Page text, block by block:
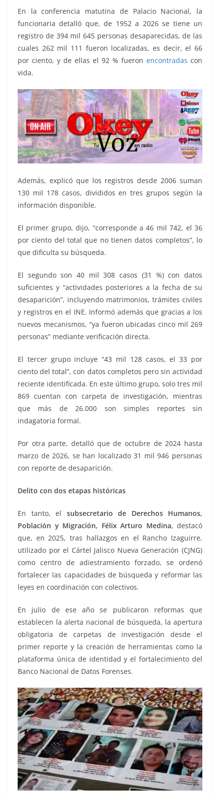
En la conferencia matutina de Palacio Nacional, la
funcionaria detalló que, de 1952 a 2026 se tiene un
registro de 394 mil 645 personas desaparecidas, de las
cuales 262 mil 111 fueron localizadas, es decir, el 66
por ciento, y de ellas el 92 % fueron encontradas con
vida.
Además, explicó que los registros desde 2006 suman
130 mil 178 casos, divididos en tres grupos según la
información disponible.
El primer grupo, dijo, “corresponde a 46 mil 742, el 36
por ciento del total que no tienen datos completos”, lo
que dificulta su búsqueda.
El segundo son 40 mil 308 casos (31 %) con datos
suficientes y “actividades posteriores a la fecha de su
desaparición”, incluyendo matrimonios, trámites civiles
y registros en el INE. Informó además que gracias a los
nuevos mecanismos, “ya fueron ubicadas cinco mil 269
personas” mediante verificación directa.
El tercer grupo incluye “43 mil 128 casos, el 33 por
ciento del total”, con datos completos pero sin actividad
reciente identificada. En este último grupo, solo tres mil
869 cuentan con carpeta de investigación, mientras
que más de 26.000 son simples reportes sin
indagatoria formal.
Por otra parte, detalló que de octubre de 2024 hasta
marzo de 2026, se han localizado 31 mil 946 personas
con reporte de desaparición.
Delito con dos etapas históricas
En tanto, el subsecretario de Derechos Humanos,
Población y Migración, Félix Arturo Medina, destacó
que, en 2025, tras hallazgos en el Rancho Izaguirre,
utilizado por el Cártel Jalisco Nueva Generación (CJNG)
como centro de adiestramiento forzado, se ordenó
fortalecer las capacidades de búsqueda y reformar las
leyes en coordinación con colectivos.
En julio de ese año se publicaron reformas que
establecen la alerta nacional de búsqueda, la apertura
obligatoria de carpetas de investigación desde el
primer reporte y la creación de herramientas como la
plataforma única de identidad y el fortalecimiento del
Banco Nacional de Datos Forenses.